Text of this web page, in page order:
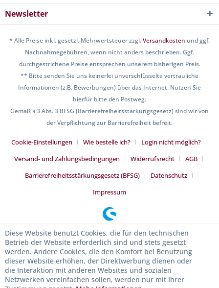
Newsletter
* Alle Preise inkl. gesetzl. Mehrwertsteuer zzgl.Versandkosten und ggf.
Nachnahmegebühren, wenn nicht anders beschrieben. Ggf.
durchgestrichene Preise entsprechen unserem bisherigen Preis.
** Bitte senden Sie uns keinerlei unverschlüsselte vertrauliche
Informationen (z.B. Bewerbungen) über das Internet. Nutzen Sie
hierfür bitte den Postweg.
Gemäß § 3 Abs. 3 BFSG (Barrierefreiheitsstärkungsgesetz) sind wir von
der Verpflichtung zur Barrierefreiheit befreit.
Cookie-Einstellungen Wie bestelle ich?
Login nicht möglich?
Versand- und Zahlungsbedingungen
Widerrufsrecht
AGB
Barrierefreiheitsstärkungsgesetz (BFSG)
Datenschutz
Impressum
Diese Website benutzt Cookies, die für den technischen
Betrieb der Website erforderlich sind und stets gesetzt
werden. Andere Cookies, die den Komfort bei Benutzung
dieser Website erhöhen, der Direktwerbung dienen oder
die Interaktion mit anderen Websites und sozialen
Netzwerken vereinfachen sollen, werden nur mit Ihrer